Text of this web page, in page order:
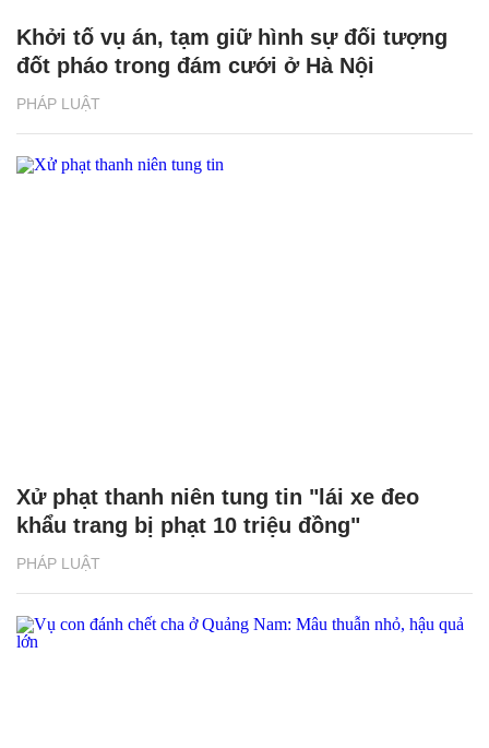
PHÁP LUẬT
Khởi tố vụ án, tạm giữ hình sự đối tượng
đốt pháo trong đám cưới ở Hà Nội
PHÁP LUẬT
Xử phạt thanh niên tung tin "lái xe đeo
khẩu trang bị phạt 10 triệu đồng"